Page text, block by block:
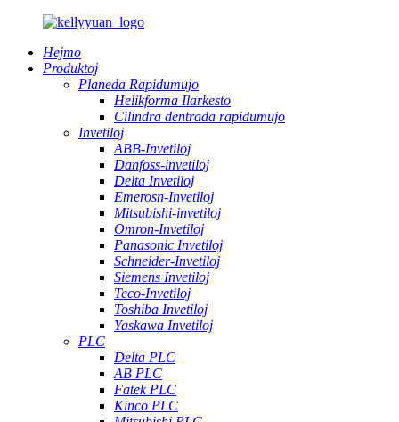
Hejmo
Produktoj
Planeda Rapidumujo
Helikforma Ilarkesto
Cilindra dentrada rapidumujo
Invetiloj
ABB-Invetiloj
Danfoss-invetiloj
Delta Invetiloj
Emerosn-Invetiloj
Mitsubishi-invetiloj
Omron-Invetiloj
Panasonic Invetiloj
Schneider-Invetiloj
Siemens Invetiloj
Teco-Invetiloj
Toshiba Invetiloj
Yaskawa Invetiloj
PLC
Delta PLC
AB PLC
Fatek PLC
Kinco PLC